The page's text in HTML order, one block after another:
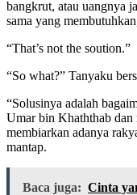
bangkrut, atau uangnya
sama yang
“That’s not the soution.”
“So what?” Tanyaku
“Solusinya adalah
Umar bin Khaththab dan
membiarkan adanya
mantap.
Baca juga: Cinta